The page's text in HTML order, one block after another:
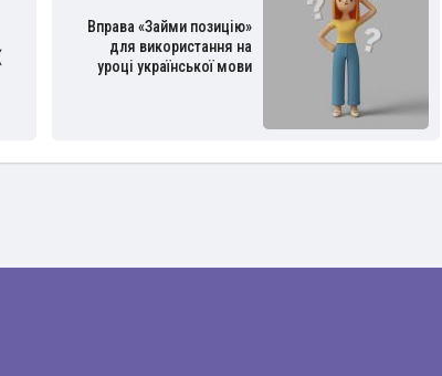
Вправа «Займи позицію»
для використання на
уроці української мови